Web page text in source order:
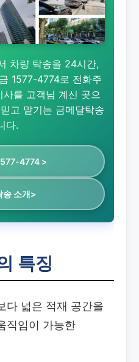
차량 탁송을 24시간,
1577-4774로 전화주
를 고객님 계신 곳으
고 맡기는 금메달탁송
다.
4774 >
송 소개>
특징
다 넓은 적재 공간을
직임이 가능한